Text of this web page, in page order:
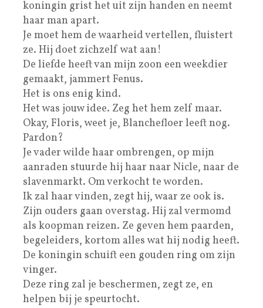
koningin grist het uit zijn handen en neemt
haar man apart.
Je moet hem de waarheid vertellen, fluistert
ze. Hij doet zichzelf wat aan!
De liefde heeft van mijn zoon een weekdier
gemaakt, jammert Fenus.
Het is ons enig kind.
Het was jouw idee. Zeg het hem zelf maar.
Okay, Floris, weet je, Blanchefloer leeft nog.
Pardon?
Je vader wilde haar ombrengen, op mijn
aanraden stuurde hij haar naar Nicle, naar de
slavenmarkt. Om verkocht te worden.
Ik zal haar vinden, zegt hij, waar ze ook is.
Zijn ouders gaan overstag. Hij zal vermomd
als koopman reizen. Ze geven hem paarden,
begeleiders, kortom alles wat hij nodig heeft.
De koningin schuift een gouden ring om zijn
vinger.
Deze ring zal je beschermen, zegt ze, en
helpen bij je speurtocht.